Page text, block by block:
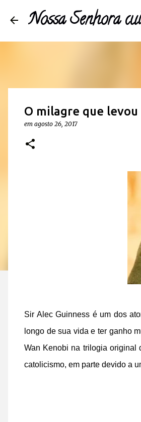
Nossa Senhora
O milagre que
em agosto 26, 2017
Sir Alec Guinness é um dos
longo de sua vida e ter ganho
Wan Kenobi na trilogia original
catolicismo, em parte devido a